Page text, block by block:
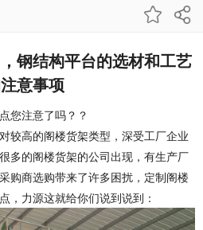
钢结构平台的选材和工艺
意事项
您注意了吗？？
较高的阁楼货架类型，深受工厂企业
多的阁楼货架的公司出现，有生产厂
购商选购带来了许多困扰，定制阁楼
，力源这就给你们说到说到：